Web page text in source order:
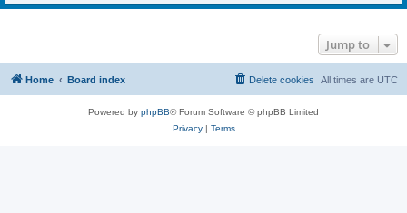
Jump to
Home Board index All times are UTC
Delete cookies
Powered by phpBB® Forum Software © phpBB Limited
Privacy| Terms